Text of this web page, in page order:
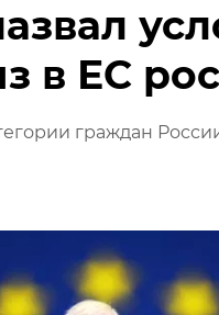
в ЕС
граждан